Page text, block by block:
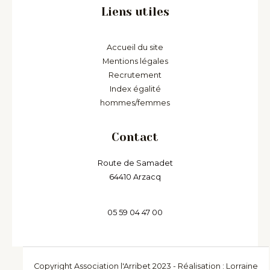
Liens utiles
Accueil du site
Mentions légales
Recrutement
Index égalité
hommes/femmes
Contact
Route de Samadet
64410 Arzacq
05 59 04 47 00
Copyright Association l'Arribet 2023 - Réalisation : Lorraine